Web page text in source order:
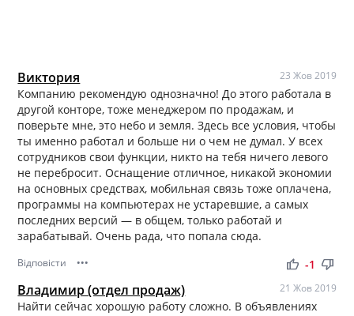
Виктория 23 Жов 2019
Компанию рекомендую однозначно! До этого работала в
другой конторе, тоже менеджером по продажам, и
поверьте мне, это небо и земля. Здесь все условия, чтобы
ты именно работал и больше ни о чем не думал. У всех
сотрудников свои функции, никто на тебя ничего левого
не перебросит. Оснащение отличное, никакой экономии
на основных средствах, мобильная связь тоже оплачена,
программы на компьютерах не устаревшие, а самых
последних версий — в общем, только работай и
зарабатывай. Очень рада, что попала сюда.
Відповісти ••• thumb_up thumb_down
-1
Владимир (отдел продаж) 21 Жов 2019
Найти сейчас хорошую работу сложно. В объявлениях